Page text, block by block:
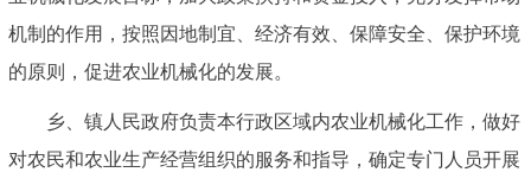
机制的作用，按照因地制宜、经济有效、保障安全、保护环境
的原则，促进农业机械化的发展。
乡、镇人民政府负责本行政区域内农业机械化工作，做好
对农民和农业生产经营组织的服务和指导，确定专门人员开展